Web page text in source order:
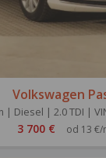
Volkswagen
| Diesel | 2.0 TDI |
3 700 € od 13 €/